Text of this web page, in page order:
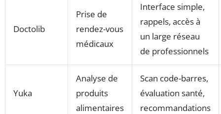
Doctolib
Prise de
rendez-vous
médicaux
Interface simple,
rappels, accès à
un large réseau
de professionnels
Yuka
Analyse de
produits
alimentaires
Scan code-barres,
évaluation santé,
recommandations